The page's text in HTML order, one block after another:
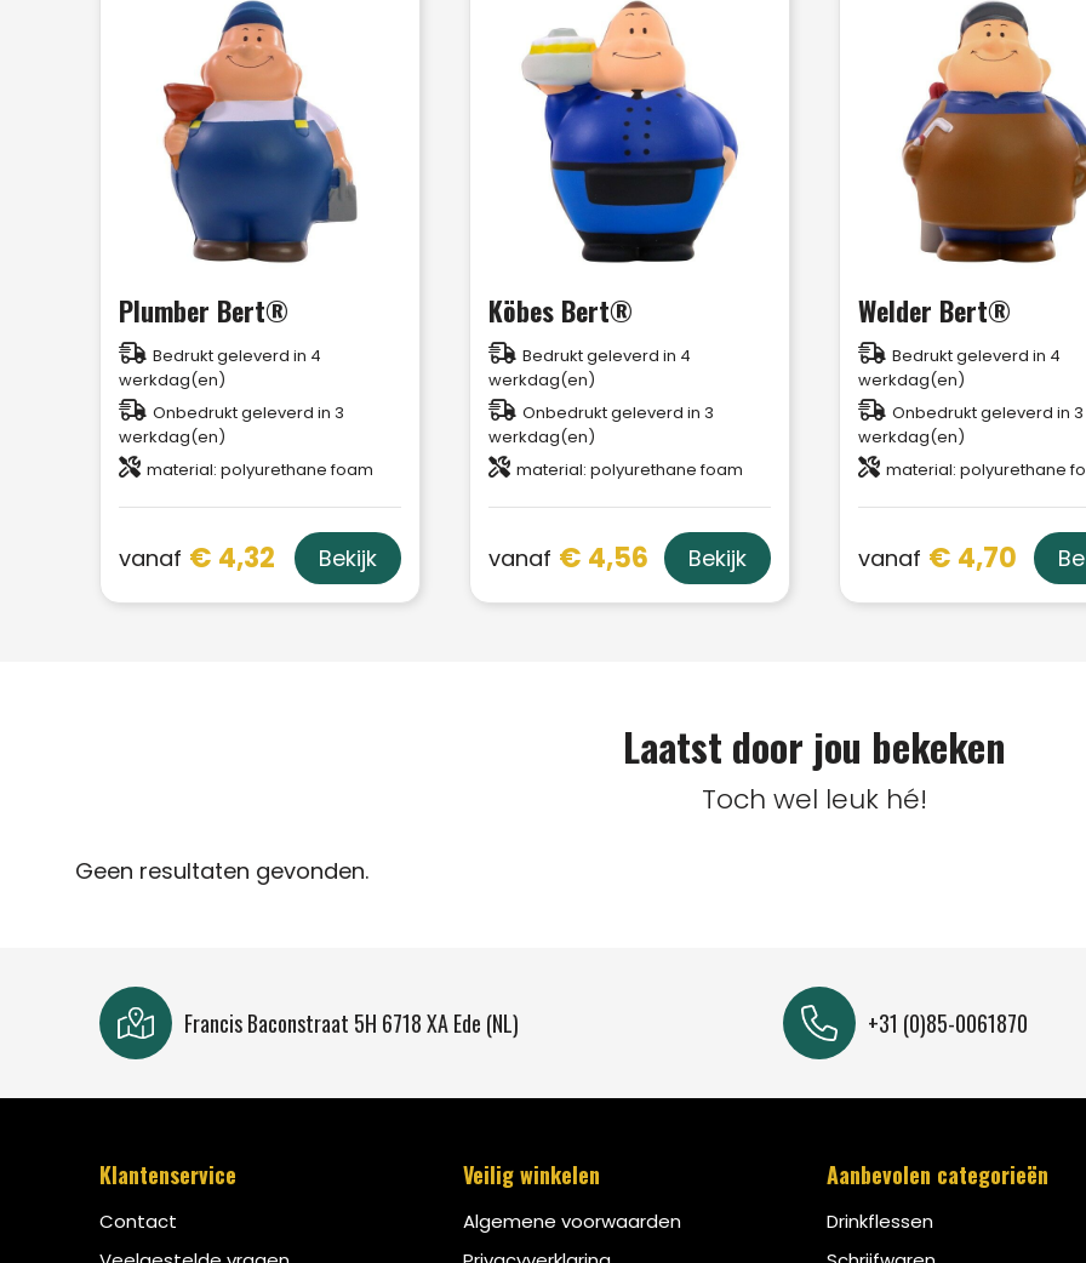
Plumber Bert®
Bedrukt geleverd in 4
werkdag(en)
Onbedrukt geleverd in 3
werkdag(en)
material: polyurethane foam
vanaf € 4,32 Bekijk
Köbes Bert®
Bedrukt geleverd in 4
werkdag(en)
Onbedrukt geleverd in 3
werkdag(en)
material: polyurethane foam
vanaf € 4,56 Bekijk
Welder Bert®
Bedrukt geleverd in 4
werkdag(en)
Onbedrukt geleverd in 3
werkdag(en)
material: polyurethane
vanaf € 4,70
Laatst door jou bekeken
Toch wel leuk hé!
Geen resultaten gevonden.
Francis Baconstraat 5H 6718 XA Ede (NL) +31 (0)85-0061870
Klantenservice
Contact
Veilig winkelen
Algemene voorwaarden
Aanbevolen categorieën
Drinkflessen